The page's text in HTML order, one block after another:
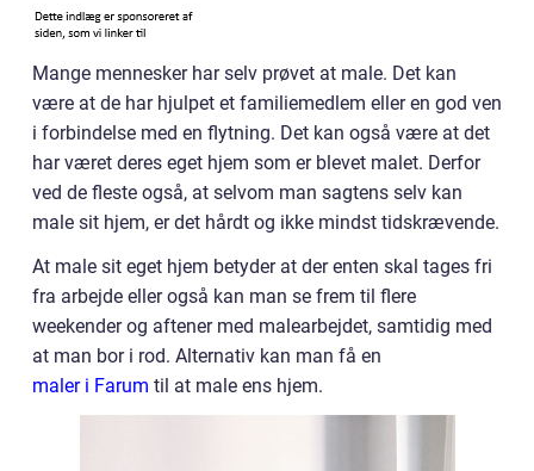
Mange mennesker har selv prøvet at male. Det kan
være at de har hjulpet et familiemedlem eller en god ven
i forbindelse med en flytning. Det kan også være at det
har været deres eget hjem som er blevet malet. Derfor
ved de fleste også, at selvom man sagtens selv kan
male sit hjem, er det hårdt og ikke mindst tidskrævende.
At male sit eget hjem betyder at der enten skal tages fri
fra arbejde eller også kan man se frem til flere
weekender og aftener med malearbejdet, samtidig med
at man bor i rod. Alternativ kan man få en
maler i Farum til at male ens hjem.